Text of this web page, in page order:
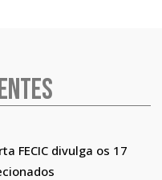
FECIC divulga os 17